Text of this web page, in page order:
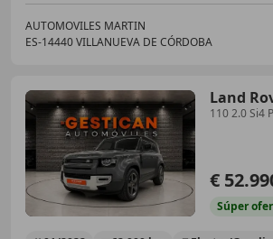
AUTOMOVILES MARTIN
ES-14440 VILLANUEVA DE CÓRDOBA
Land
110 2.0 Si4
€
Súper